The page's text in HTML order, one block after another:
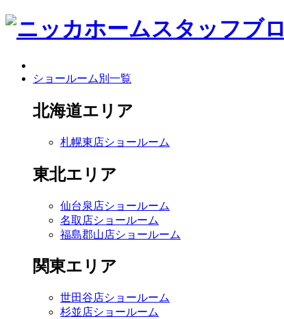
ショールーム別一覧
北海道エリア
札幌東店ショールーム
東北エリア
仙台泉店ショールーム
名取店ショールーム
福島郡山店ショールーム
関東エリア
世田谷店ショールーム
杉並店ショールーム